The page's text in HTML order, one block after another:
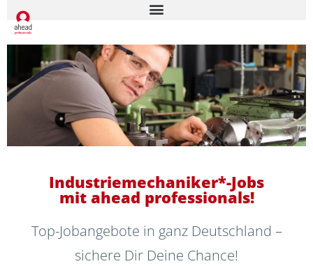
Industriemechaniker*-Jobs
mit ahead professionals!
Top-Jobangebote in ganz Deutschland –
sichere Dir Deine Chance!